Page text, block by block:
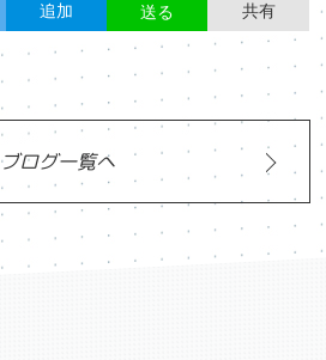
追加 送る 共有
ブログ一覧へ